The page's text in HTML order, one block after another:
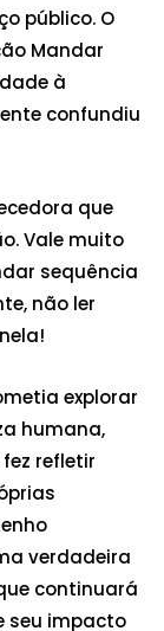
público. O
Mandar
à
confundiu
que
Vale muito
sequência
não ler
explorar
humana,
refletir
verdadeira
continuará
seu impacto